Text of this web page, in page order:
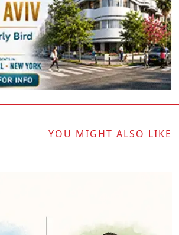
YOU MIGHT ALSO LIKE